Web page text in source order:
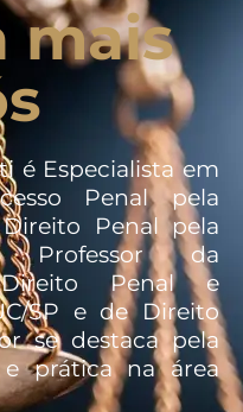
mais
é Especialista em
Penal pela
Penal pela
Professor da
Direito Penal e
SP e de Direito
se destaca pela
e prática na área